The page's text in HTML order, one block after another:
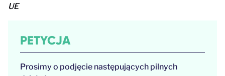
UE
PETYCJA
Prosimy o podjęcie następujących pilnych